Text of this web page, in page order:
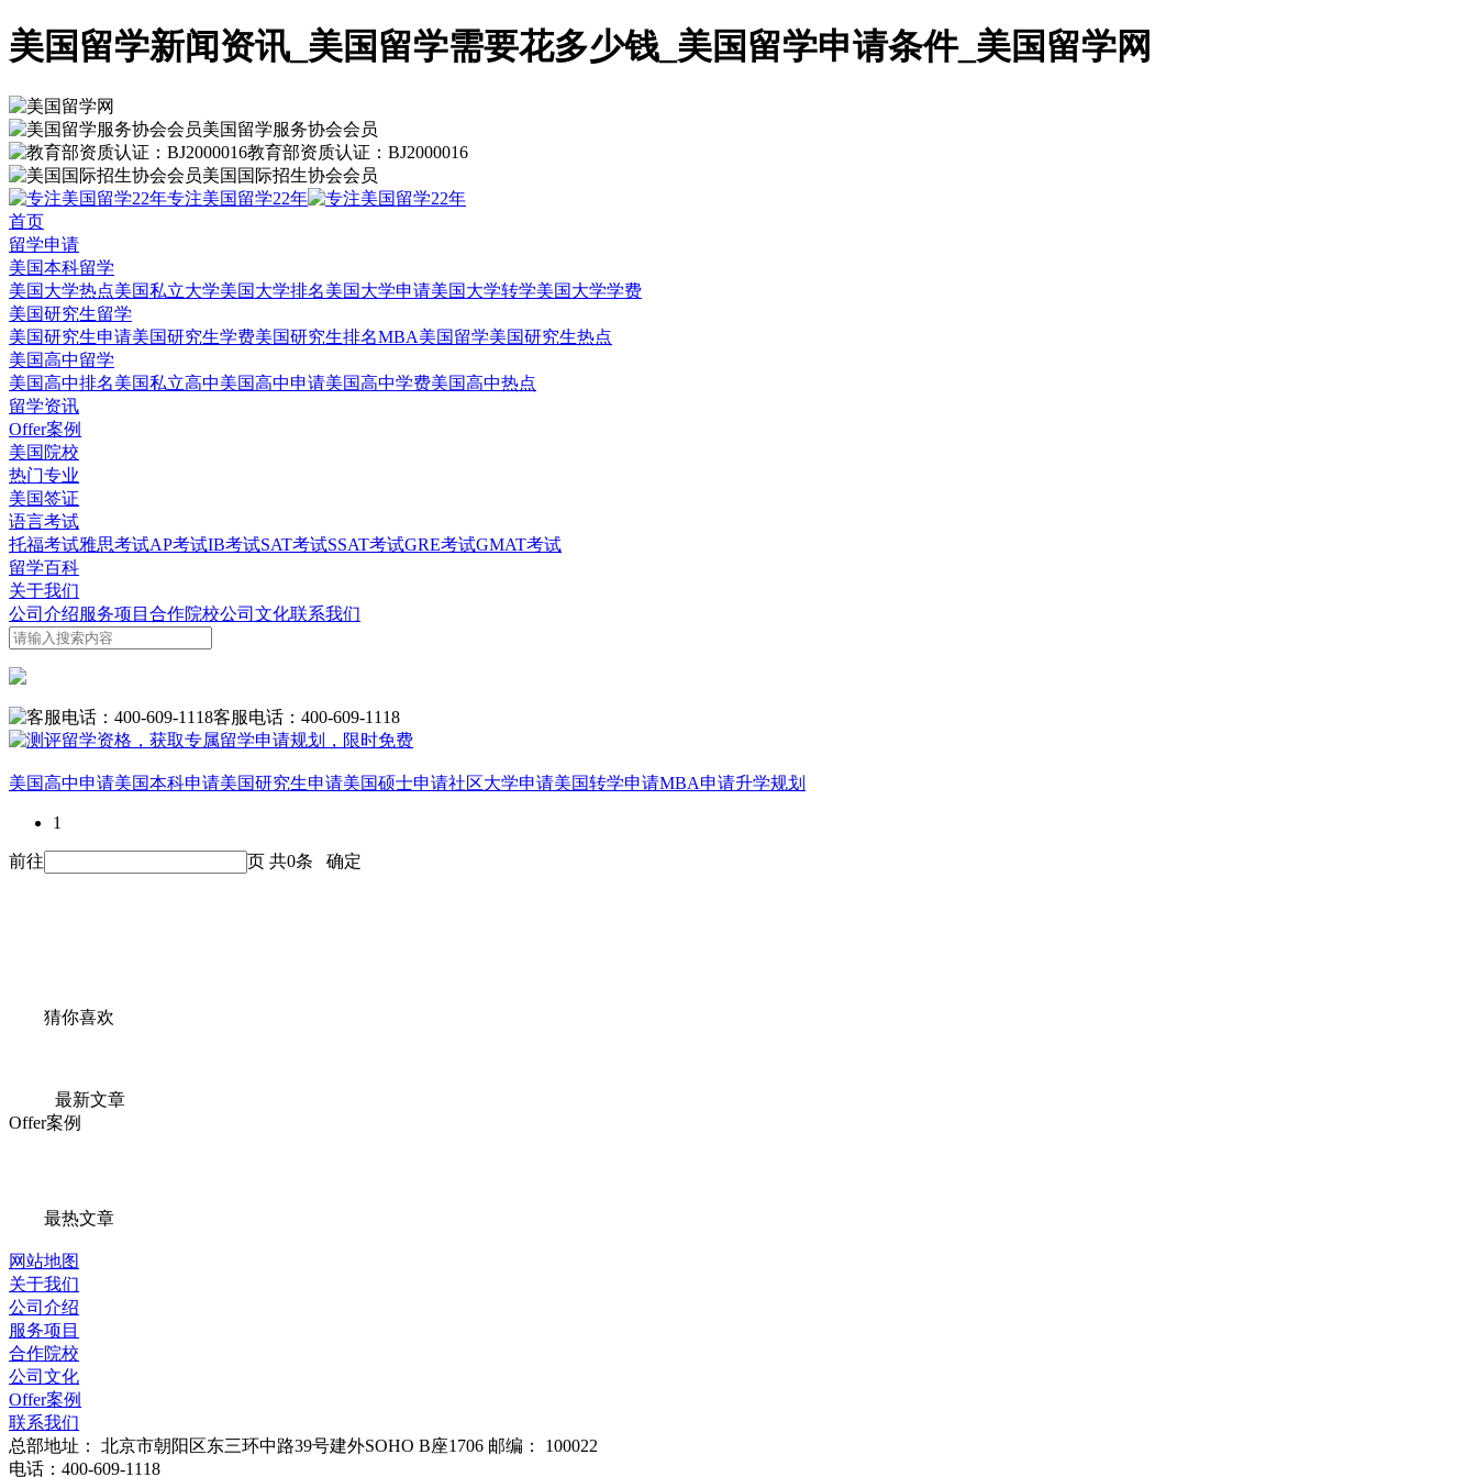
美国留学新闻资讯_美国留学需要花多少钱_美国留学申请条件_美国留学网
美国留学服务协会会员
教育部资质认证：BJ2000016
美国国际招生协会会员
专注美国留学22年
首页
留学申请
美国本科留学
美国大学热点美国私立大学美国大学排名美国大学申请美国大学转学美国大学学费
美国研究生留学
美国研究生申请美国研究生学费美国研究生排名MBA美国留学美国研究生热点
美国高中留学
美国高中排名美国私立高中美国高中申请美国高中学费美国高中热点
留学资讯
Offer案例
美国院校
热门专业
美国签证
语言考试
托福考试雅思考试AP考试IB考试SAT考试SSAT考试GRE考试GMAT考试
留学百科
关于我们
公司介绍服务项目 合作院校公司文化联系我们
客服电话：400-609-1118
美国高中申请美国本科申请美国研究生申请美国硕士申请社区大学申请美国转学申请MBA申请升学规划
1
前往 页 共0条 确定
猜你喜欢
最新文章
Offer案例
最热文章
网站地图
关于我们
公司介绍
服务项目
合作院校
公司文化
Offer案例
联系我们
总部地址： 北京市朝阳区东三环中路39号建外SOHO B座1706 邮编： 100022
电话： 400-609-1118